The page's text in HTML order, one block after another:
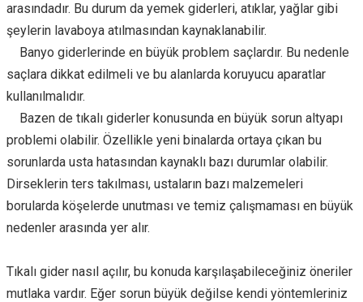
arasındadır. Bu durum da yemek giderleri, atıklar, yağlar gibi
şeylerin lavaboya atılmasından kaynaklanabilir.
Banyo giderlerinde en büyük problem saçlardır. Bu nedenle
saçlara dikkat edilmeli ve bu alanlarda koruyucu aparatlar
kullanılmalıdır.
Bazen de tıkalı giderler konusunda en büyük sorun altyapı
problemi olabilir. Özellikle yeni binalarda ortaya çıkan bu
sorunlarda usta hatasından kaynaklı bazı durumlar olabilir.
Dirseklerin ters takılması, ustaların bazı malzemeleri
borularda köşelerde unutması ve temiz çalışmaması en büyük
nedenler arasında yer alır.
Tıkalı gider nasıl açılır, bu konuda karşılaşabileceğiniz öneriler
mutlaka vardır. Eğer sorun büyük değilse kendi yöntemleriniz